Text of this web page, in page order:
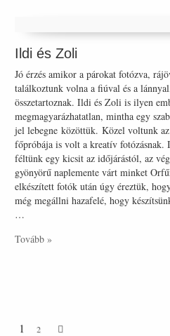
Ildi és Zoli
Jó érzés amikor a párokat fotózva,
találkoztunk volna a fiúval és a
összetartoznak. Ildi és Zoli is ilyen
megmagyarázhatatlan, mintha egy
jel lebegne közöttük. Közel voltunk
főpróbája is volt a kreatív fotózásnak.
féltünk egy kicsit az időjárástól, az
gyönyörű naplemente várt minket
elkészített fotók után úgy éreztük,
még megállni hazafelé, hogy
…
Tovább »
1 2